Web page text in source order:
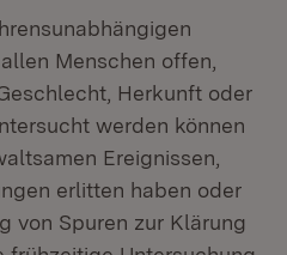
Menschen offen,
Herkunft oder
werden können
Ereignissen,
erlitten haben oder
von Spuren zur Klärung